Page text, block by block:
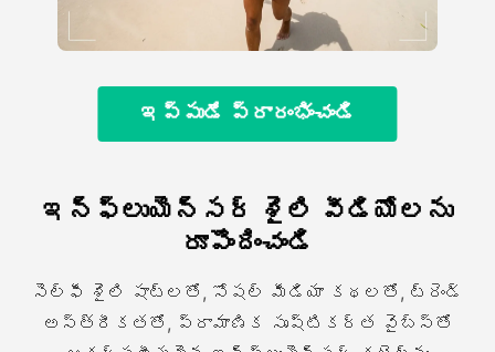
ఇప్పుడే ప్రారంభించండి
ఇన్ఫ్లుయెన్సర్ శైలి వీడియోలను
రూపొందించండి
సెల్ఫీ శైలి షాట్లతో, సోషల్ మీడియా కథలతో, ట్రెండ్
అస్త్రీకతతో, ప్రామాణిక సృష్టికర్త వైబ్స్తో